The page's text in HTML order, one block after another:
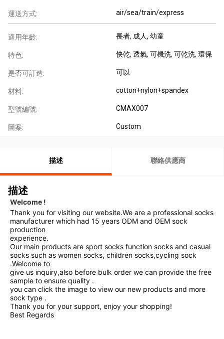
運送方式: air/sea/train/express
適用年齡: 長者, 成人, 幼童
特色: 快乾, 透氣, 可機洗, 可乾洗, 環保
是否可訂造: 可以
材料: cotton+nylon+spandex
型號編號: CMAX007
圖案: Custom
描述 聯絡供應商
描述
Welcome !
Thank you for visiting our website.We are a professional socks
manufacturer which had 15 years ODM and OEM sock
production
experience.
Our main products are sport socks function socks and casual
socks such as women socks, children socks,cycling sock
.Welcome to
give us inquiry,also before bulk order we can provide the free
sample to ensure quality .
you can click the image to view our new products and more
sock type .
Thank you for your support, enjoy your shopping!
Best Regards